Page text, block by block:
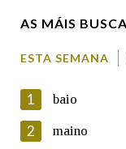
AS MÁIS
ESTA SEMANA
1 baio
2 maino